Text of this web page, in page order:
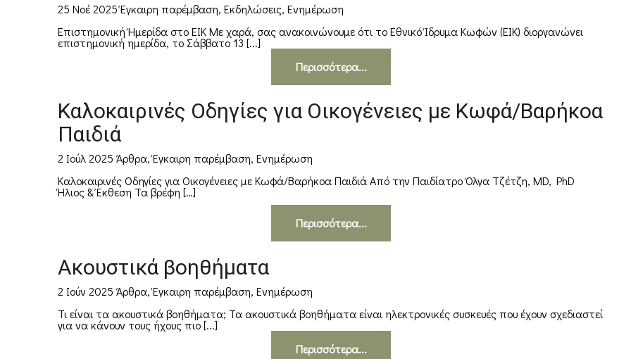
25 Νοέ 2025 Έγκαιρη παρέμβαση, Εκδηλώσεις, Ενημέρωση
Επιστημονική Ήμερίδα στο ΕΙΚ Με χαρά, σας ανακοινώνουμε ότι το Εθνικό Ίδρυμα Κωφών (ΕΙΚ) διοργανώνει
επιστημονική ημερίδα, το Σάββατο 13 [...]
Περισσότερα...
Καλοκαιρινές Οδηγίες για Οικογένειες με Κωφά/Βαρήκοα
Παιδιά
2 Ιούλ 2025 Άρθρα,Έγκαιρη παρέμβαση, Ενημέρωση
Καλοκαιρινές Οδηγίες για Οικογένειες με Κωφά/Βαρήκοα Παιδιά Από την Παιδίατρο Όλγα Τζέτζη, MD, PhD
Ήλιος & Έκθεση Τα βρέφη […]
Περισσότερα...
Ακουστικά βοηθήματα
2 Ιούν 2025 Άρθρα,Έγκαιρη παρέμβαση, Ενημέρωση
Τι είναι τα ακουστικά βοηθήματα; Τα ακουστικά βοηθήματα είναι ηλεκτρονικές συσκευές που έχουν σχεδιαστεί
για να κάνουν τους ήχους πιο [...]
Περισσότερα...